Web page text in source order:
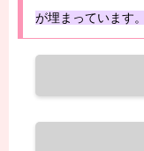
が埋まっています。